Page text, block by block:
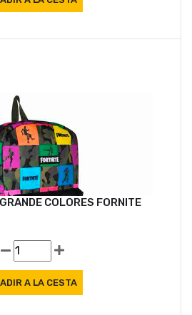
COLORES FORNITE